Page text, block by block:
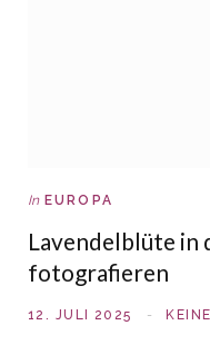
In EUROPA
Lavendelblüte in
fotografieren
12. JULI 2025